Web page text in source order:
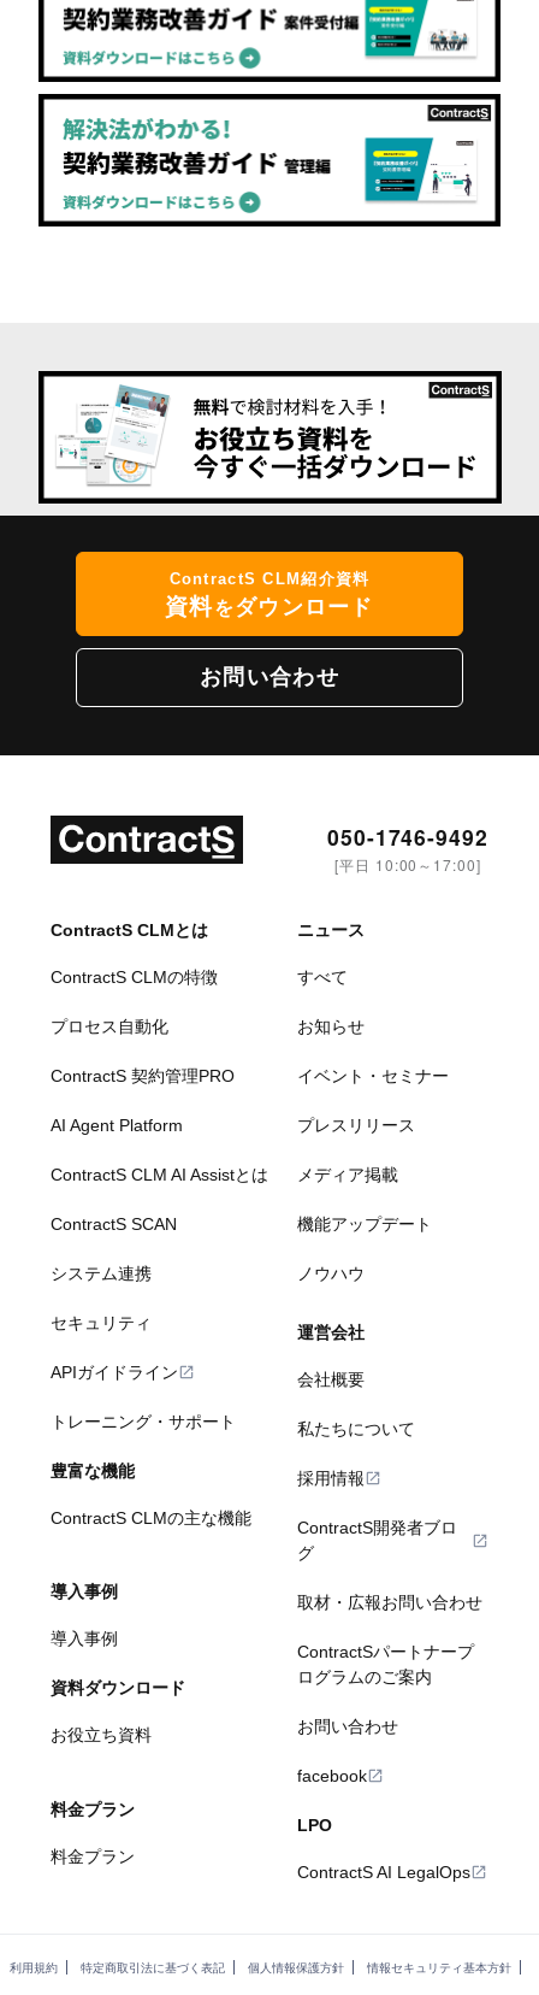
ContractS CLM紹介資料
資料をダウンロード
お問い合わせ
050-1746-9492
[平日 10:00～17:00]
ContractS CLMとは
ContractS CLMの特徴
プロセス自動化
ContractS 契約管理PRO
AI Agent Platform
ContractS CLM AI Assistとは
ContractS SCAN
システム連携
セキュリティ
APIガイドライン
トレーニング・サポート
豊富な機能
ContractS CLMの主な機能
導入事例
導入事例
資料ダウンロード
お役立ち資料
料金プラン
料金プラン
ニュース
すべて
お知らせ
イベント・セミナー
プレスリリース
メディア掲載
機能アップデート
ノウハウ
運営会社
会社概要
私たちについて
採用情報
ContractS開発者ブロ
グ
取材・広報お問い合わせ
ContractSパートナープ
ログラムのご案内
お問い合わせ
facebook
LPO
ContractS AI LegalOps
利用規約 特定商取引法に基づく表記 個人情報保護方針 情報セキュリティ基本方針